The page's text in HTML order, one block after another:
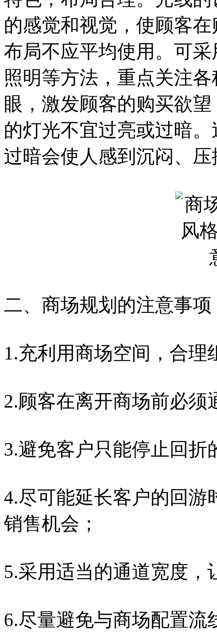
的感觉和视觉，使顾客
布局不应平均使用。可
照明等方法，重点关注
眼，激发顾客的购买欲
的灯光不宜过亮或过暗
过暗会使人感到沉闷、压
二、商场规划的注意事项
1.充利用商场空间，合
2.顾客在离开商场前必
3.避免客户只能停止回折
4.尽可能延长客户的回游
销售机会；
5.采用适当的通道宽度
6.尽量避免与商场配置流